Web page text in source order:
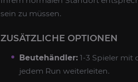
sein zu müssen.
ZUSÄTZLICHE OPTIONEN
Beutehändler: 1-3 Spieler mit
jedem Run weiterleiten.